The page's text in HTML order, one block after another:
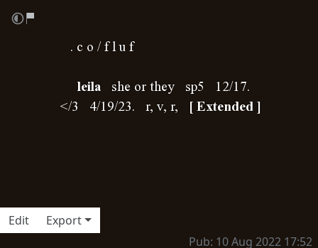
‎ ‎ ‎ ‎ ‎ ‎ . c o / f l u f
leila ‎ ‎ she or they ‎ ‎ sp5 ‎ ‎ 12/17.
‎ ‎ ‎ ‎‎‎</3 ‎ ‎ 4/19/23. ‎ ‎ r, v, r, ‎ ‎ [ Extended ]
Edit
Export
Pub: 10 Aug 2022 17:52